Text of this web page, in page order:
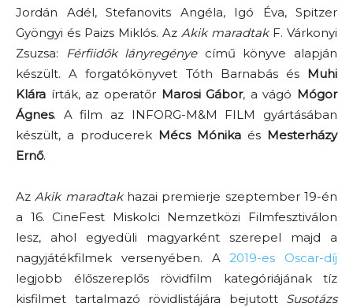
Jordán Adél, Stefanovits Angéla, Igó Éva, Spitzer
Gyöngyi és Paizs Miklós. Az Akik maradtakF. Várkonyi
Zsuzsa: Férfiidők lányregényecímű könyve alapján
készült. A forgatókönyvet Tóth Barnabás és Muhi
Klára írták, az operatőr Marosi Gábor, a vágó Mógor
Ágnes. A film az INFORG-M&M FILM gyártásában
készült, a producerek Mécs Mónika és Mesterházy
Ernő.
AzAkik maradtakhazai premierje szeptember 19-én
a 16. CineFest Miskolci Nemzetközi Filmfesztiválon
lesz, ahol egyedüli magyarként szerepel majd a
nagyjátékfilmek versenyében. A2019-es Oscar-díj
legjobb élőszereplős rövidfilm kategóriájának tíz
kisfilmet tartalmazó rövidlistájára bejutott Susotázs